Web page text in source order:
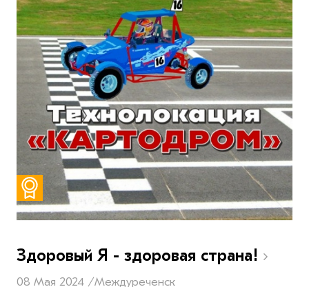
Здоровый Я - здоровая страна!
08 Мая 2024 /Междуреченск